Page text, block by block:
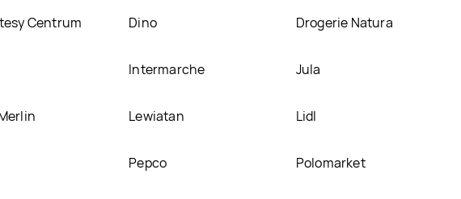
Centrum Dino Drogerie Natura
Intermarche Jula
Lewiatan Lidl
Pepco Polomarket